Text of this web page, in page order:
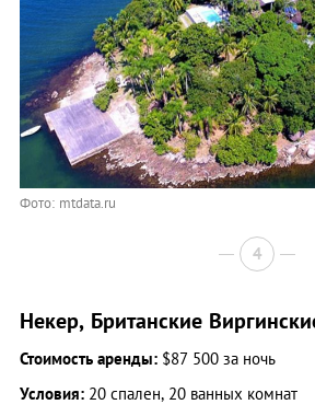
Фото: mtdata.ru
4
Некер, Британские
Стоимость аренды: $87 500 за ночь
Условия: 20 спален, 20 ванных комнат